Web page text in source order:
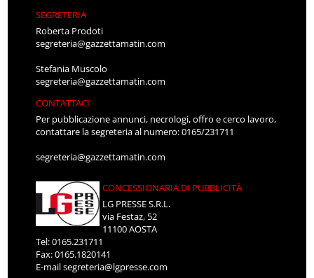
SEGRETERIA
Roberta Prodoti
segreteria@gazzettamatin.com
Stefania Muscolo
segreteria@gazzettamatin.com
CONTATTACI
Per pubblicazione annunci, necrologi, offro e cerco lavoro,
contattare la segreteria al numero: 0165/231711
segreteria@gazzettamatin.com
CONCESSIONARIA DI PUBBLICITÀ
LG PRESSE S.R.L.
via Festaz, 52
11100 AOSTA
Tel: 0165.231711
Fax: 0165.1820141
E-mailsegreteria@lgpresse.com